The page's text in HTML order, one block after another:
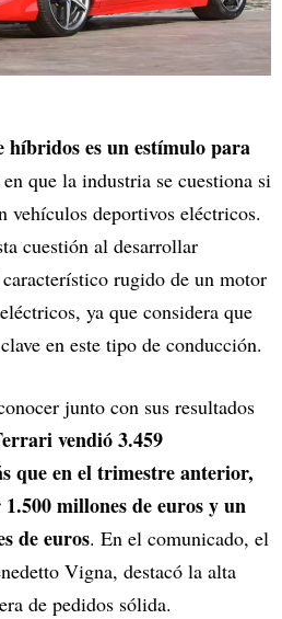
híbridos es un estímulo para
que la industria se cuestiona si
vehículos deportivos eléctricos.
cuestión al desarrollar
rugido de un motor
ya que considera que
en este tipo de conducción.
junto con sus resultados
vendió 3.459
que en el trimestre anterior,
millones de euros y un
de euros. En el comunicado, el
Vigna, destacó la alta
de pedidos sólida.